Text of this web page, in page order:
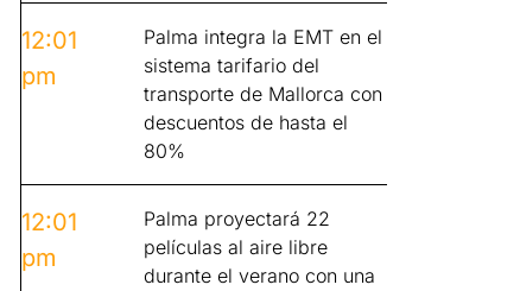
12:01
pm
Palma integra la EMT en el
sistema tarifario del
transporte de Mallorca con
descuentos de hasta el
80%
12:01
pm
Palma proyectará 22
películas al aire libre
durante el verano con una